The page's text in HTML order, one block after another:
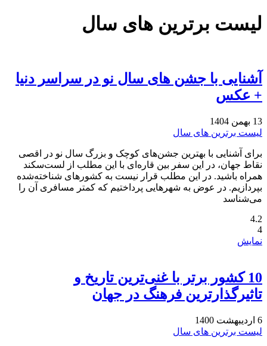
لیست برترین های سال
آشنایی با جشن های سال نو در سراسر دنیا
+ عکس
13 بهمن 1404
لیست برترین های سال
برای آشنایی با بهترین جشن‌های کوچک و بزرگ سال نو در اقصی
نقاط جهان، در این سفر بین قاره‌ای با این مطلب از لست‌سکند
همراه باشید. در این مطلب قرار نیست به کشورهای شناخته‌شده
بپردازیم. در عوض به شهرهایی پرداختیم که کمتر مسافری آن را
می‌شناسد
4.2
4
نمایش
10 کشور برتر با غنی‌ترین تاریخ و
تاثیرگذارترین فرهنگ در جهان
6 اردیبهشت 1400
لیست برترین های سال